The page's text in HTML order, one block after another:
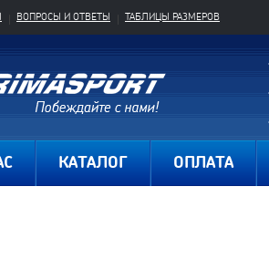
ВОПРОСЫ И ОТВЕТЫ ТАБЛИЦЫ РАЗМЕРОВ
КАТАЛОГ ОПЛАТА